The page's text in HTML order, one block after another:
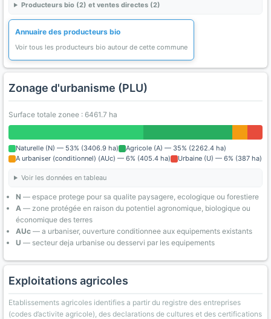
Producteurs bio (2) et ventes directes (2)
Annuaire des producteurs bio
Voir tous les producteurs bio autour de cette commune
Zonage d'urbanisme (PLU)
Surface totale zonee : 6461.7 ha
Naturelle (N) — 53% (3406.9 ha)
Agricole (A) — 35% (2262.4 ha)
A urbaniser (conditionnel) (AUc) — 6% (405.4 ha)
Urbaine (U) — 6% (387 ha)
Voir les données en tableau
N — espace protege pour sa qualite paysagere, ecologique ou forestiere
A — zone protégée en raison du potentiel agronomique, biologique ou
économique des terres
AUc — a urbaniser, ouverture conditionnee aux equipements existants
U — secteur deja urbanise ou desservi par les equipements
Exploitations agricoles
Etablissements agricoles identifies a partir du registre des entreprises
(codes d’activite agricole), des declarations de cultures et des certifications